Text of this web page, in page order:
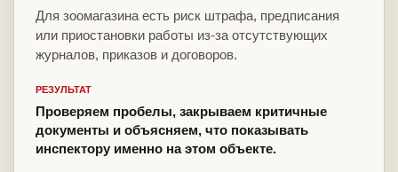
Для зоомагазина есть риск штрафа, предписания
или приостановки работы из-за отсутствующих
журналов, приказов и договоров.
РЕЗУЛЬТАТ
Проверяем пробелы, закрываем критичные
документы и объясняем, что показывать
инспектору именно на этом объекте.